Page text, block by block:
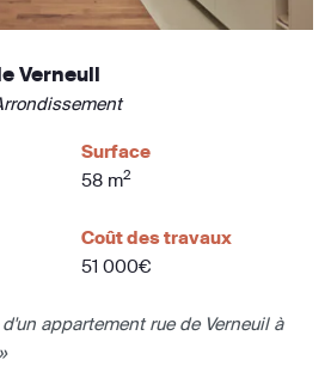
Verneuil
Surface
58 m2
Coût des travaux
51 000€
appartement rue de Verneuil à